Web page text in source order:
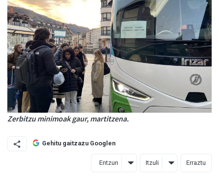
Zerbitzu minimoak gaur, martitzena.
Gehitu gaitzazu Googlen
Entzun Itzuli Erraztu